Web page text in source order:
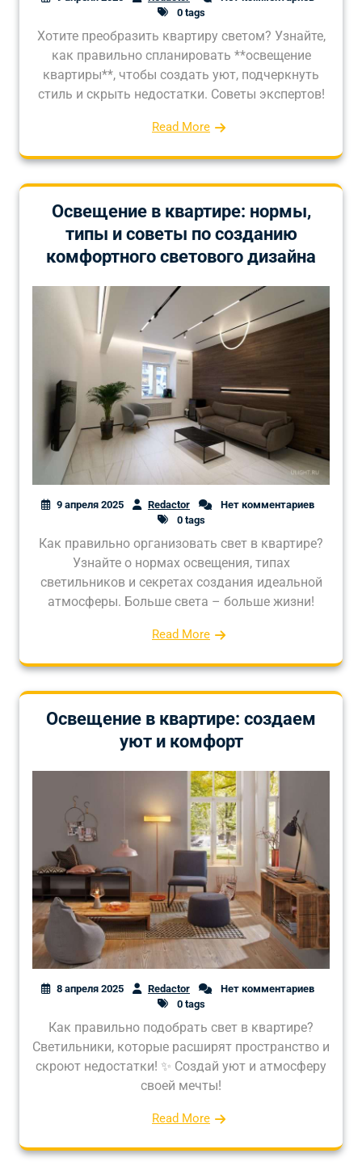
0 tags
Хотите преобразить квартиру светом? Узнайте,
как правильно спланировать **освещение
квартиры**, чтобы создать уют, подчеркнуть
стиль и скрыть недостатки. Советы экспертов!
Read More
Освещение в квартире: нормы,
типы и советы по созданию
комфортного светового дизайна
9 апреля 2025 Redactor
Нет комментариев
0 tags
Как правильно организовать свет в квартире?
Узнайте о нормах освещения, типах
светильников и секретах создания идеальной
атмосферы. Больше света – больше жизни!
Read More
Освещение в квартире: создаем
уют и комфорт
8 апреля 2025 Redactor
Нет комментариев
0 tags
Как правильно подобрать свет в квартире?
Светильники, которые расширят пространство и
скроют недостатки! ✨ Создай уют и атмосферу
своей мечты!
Read More